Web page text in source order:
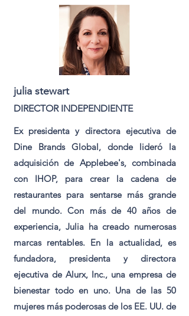
julia stewart
DIRECTOR INDEPENDIENTE
Ex presidenta y directora ejecutiva de
Dine Brands Global, donde lideró la
adquisición de Applebee's, combinada
con IHOP, para crear la cadena de
restaurantes para sentarse más grande
del mundo. Con más de 40 años de
experiencia, Julia ha creado numerosas
marcas rentables. En la actualidad, es
fundadora, presidenta y directora
ejecutiva de Alurx, Inc., una empresa de
bienestar todo en uno. Una de las 50
mujeres más poderosas de los EE. UU. de